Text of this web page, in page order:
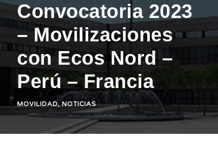
Convocatoria 2023
– Movilizaciones
con Ecos Nord –
Perú – Francia
MOVILIDAD, NOTICIAS